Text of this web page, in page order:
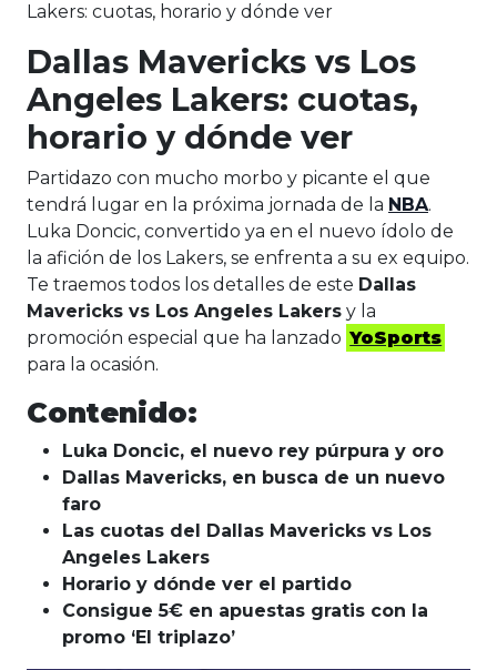
Lakers: cuotas, horario y dónde ver
Dallas Mavericks vs Los
Angeles Lakers: cuotas,
horario y dónde ver
Partidazo con mucho morbo y picante el que
tendrá lugar en la próxima jornada de la NBA.
Luka Doncic, convertido ya en el nuevo ídolo de
la afición de los Lakers, se enfrenta a su ex equipo.
Te traemos todos los detalles de este Dallas
Mavericks vs Los Angeles Lakers y la
promoción especial que ha lanzado YoSports
para la ocasión.
Contenido:
Luka Doncic, el nuevo rey púrpura y oro
Dallas Mavericks, en busca de un nuevo
faro
Las cuotas del Dallas Mavericks vs Los
Angeles Lakers
Horario y dónde ver el partido
Consigue 5€ en apuestas gratis con la
promo ‘El triplazo’